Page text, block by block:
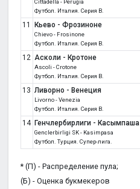
Cittadella - Perugia
Футбол. Италия. Серия B.
11 Кьево - Фрозиноне
Chievo - Frosinone
Футбол. Италия. Серия B.
12 Асколи - Кротоне
Ascoli - Crotone
Футбол. Италия. Серия B.
13 Ливорно - Венеция
Livorno - Venezia
Футбол. Италия. Серия B.
14 Генчлербирлиги - Касымпаша
Genclerbirligi SK - Kasimpasa
Футбол. Турция. Супер-лига.
* (П) - Распределение пула;
(Б) - Оценка букмекеров